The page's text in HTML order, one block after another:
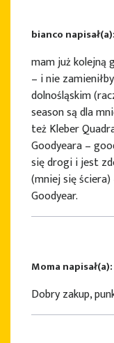
bianco napisał(a):
mam już kolejną
– i nie
dolnośląskim
season są dla
też Kleber
Goodyeara –
się drogi i jest
(mniej się
Goodyear.
Moma napisał(a):
Dobry zakup,